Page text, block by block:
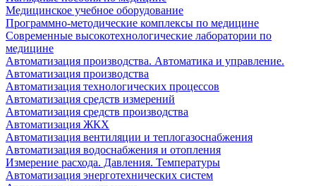
Медицинское учебное оборудование
Программно-методические комплексы по медицине
Современные высокотехнологические лаборатории по
медицине
Автоматизация производства. Автоматика и управление.
Автоматизация производства
Автоматизация технологических процессов
Автоматизация средств измерений
Автоматизация средств производства
Автоматизация ЖКХ
Автоматизация вентиляции и теплогазоснабжения
Автоматизация водоснабжения и отопления
Измерение расхода. Давления. Температуры
Автоматизация энерготехнических систем